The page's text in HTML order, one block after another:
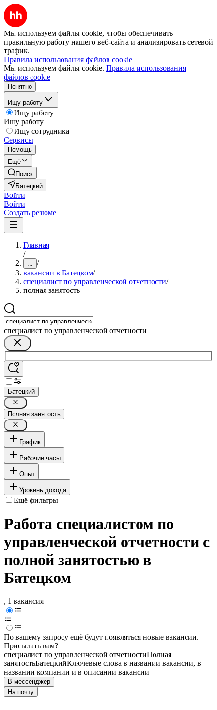
Мы используем файлы cookie, чтобы обеспечивать
правильную работу нашего веб-сайта и анализировать сетевой
трафик.
Правила использования файлов cookie
Мы используем файлы cookie. Правила использования
файлов cookie
Понятно
Ищу работу
Ищу работу
Ищу работу
Ищу сотрудника
Сервисы
Помощь
Ещё
Поиск
Батецкий
Войти
Войти
Создать резюме
Главная
/
... /
вакансии в Батецком/
специалист по управленческой отчетности/
полная занятость
специалист по управленческой отчетности
Батецкий
Полная занятость
График
Рабочие часы
Опыт
Уровень дохода
Ещё фильтры
Работа специалистом по
управленческой отчетности с
полной занятостью в
Батецком
, 1 вакансия
По вашему запросу ещё будут появляться новые вакансии.
Присылать вам?
специалист по управленческой отчетностиПолная
занятостьБатецкийКлючевые слова в названии вакансии, в
названии компании и в описании вакансии
В мессенджер
На почту